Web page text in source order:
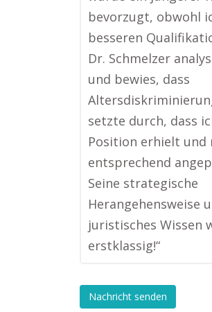
bevorzugt, obwohl
besseren
Dr. Schmelzer
und bewies, dass
setzte durch, dass
Position erhielt und
entsprechend
Seine strategische
Herangehensweise
juristisches Wissen
erstklassig!“
Nachricht senden